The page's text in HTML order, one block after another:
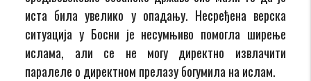
иста била увелико у опадању. Несређена верска
ситуација у Босни је несумњиво помогла ширење
ислама, али се не могу директно извлачити
паралеле о директном прелазу богумила на ислам.